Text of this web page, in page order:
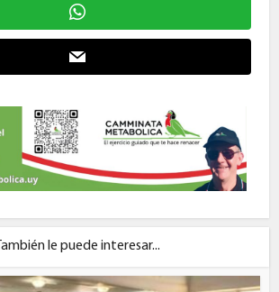
También le puede interesar...